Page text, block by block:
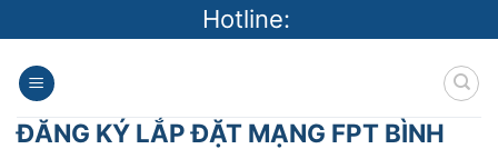
to
content
Hotline:
ĐĂNG KÝ LẮP ĐẶT MẠNG FPT BÌNH